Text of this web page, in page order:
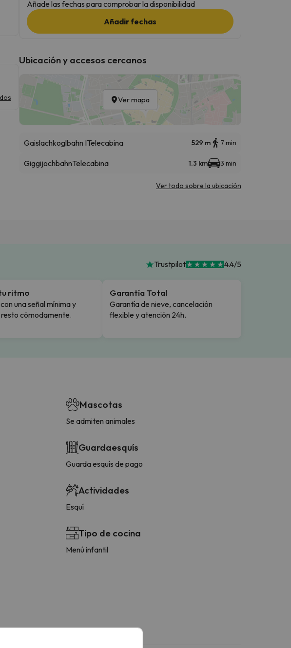
Añade las fechas para comprobar la disponibilidad
Añadir fechas
Ubicación y accesos cercanos
Ver mapa
Gaislachkoglbahn ITelecabina 529 m 7 min
GiggijochbahnTelecabina 1.3 km 3 min
Ver todo sobre la ubicación
Trustpilot 4.4/5
ritmo
una señal mínima y
cómodamente.
Garantía Total
Garantía de nieve, cancelación
flexible y atención 24h.
Mascotas
Se admiten animales
Guardaesquís
Guarda esquís de pago
Actividades
Esquí
Tipo de cocina
Menú infantil